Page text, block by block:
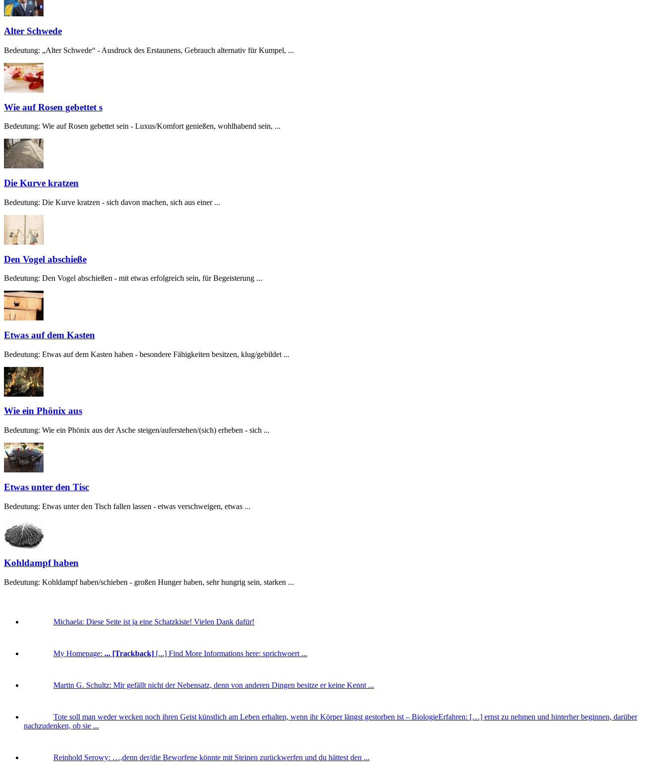
Alter Schwede
Bedeutung: „Alter Schwede“ - Ausdruck des Erstaunens, Gebrauch alternativ für Kumpel, ...
Wie auf Rosen gebettet s
Bedeutung: Wie auf Rosen gebettet sein - Luxus/Komfort genießen, wohlhabend sein, ...
Die Kurve kratzen
Bedeutung: Die Kurve kratzen - sich davon machen, sich aus einer ...
Den Vogel abschieße
Bedeutung: Den Vogel abschießen - mit etwas erfolgreich sein, für Begeisterung ...
Etwas auf dem Kasten
Bedeutung: Etwas auf dem Kasten haben - besondere Fähigkeiten besitzen, klug/gebildet ...
Wie ein Phönix aus
Bedeutung: Wie ein Phönix aus der Asche steigen/auferstehen/(sich) erheben - sich ...
Etwas unter den Tisc
Bedeutung: Etwas unter den Tisch fallen lassen - etwas verschweigen, etwas ...
Kohldampf haben
Bedeutung: Kohldampf haben/schieben - großen Hunger haben, sehr hungrig sein, starken ...
Michaela: Diese Seite ist ja eine Schatzkiste! Vielen Dank dafür!
My Homepage: ... [Trackback] [...] Find More Informations here: sprichwoert ...
Martin G. Schultz: Mir gefällt nicht der Nebensatz, denn von anderen Dingen besitze er keine Kennt ...
Tote soll man weder wecken noch ihren Geist künstlich am Leben erhalten, wenn ihr Körper längst gestorben ist – BiologieErfahren: […] ernst zu nehmen und hinterher beginnen, darüber
nachzudenken, ob sie ...
Reinhold Serowy: …,denn der/die Beworfene könnte mit Steinen zurückwerfen und du hättest den ...